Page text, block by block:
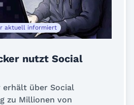
aktuell informiert
nutzt Social
erhält über Social
zu Millionen von